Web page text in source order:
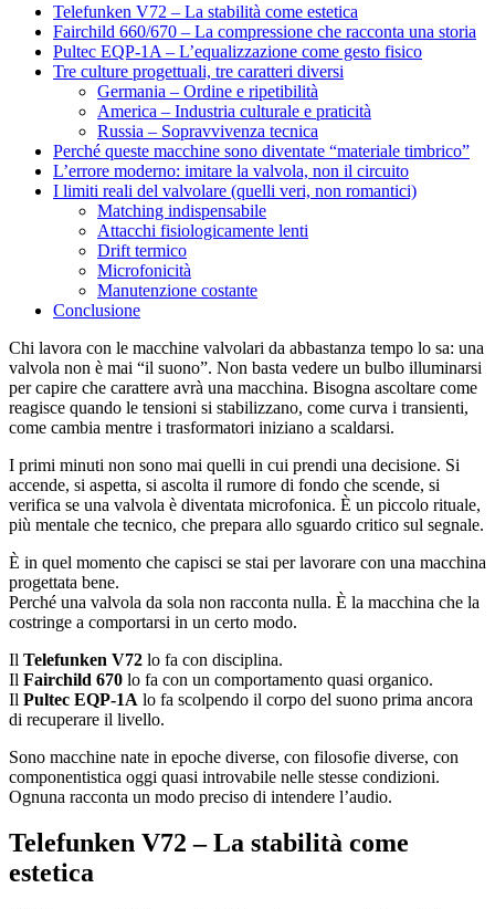
Telefunken V72 – La stabilità come estetica
Fairchild 660/670 – La compressione che racconta una storia
Pultec EQP‑1A – L’equalizzazione come gesto fisico
Tre culture progettuali, tre caratteri diversi
Germania – Ordine e ripetibilità
America – Industria culturale e praticità
Russia – Sopravvivenza tecnica
Perché queste macchine sono diventate “materiale timbrico”
L’errore moderno: imitare la valvola, non il circuito
I limiti reali del valvolare (quelli veri, non romantici)
Matching indispensabile
Attacchi fisiologicamente lenti
Drift termico
Microfonicità
Manutenzione costante
Conclusione
Chi lavora con le macchine valvolari da abbastanza tempo lo sa: una
valvola non è mai “il suono”. Non basta vedere un bulbo illuminarsi
per capire che carattere avrà una macchina. Bisogna ascoltare come
reagisce quando le tensioni si stabilizzano, come curva i transienti,
come cambia mentre i trasformatori iniziano a scaldarsi.
I primi minuti non sono mai quelli in cui prendi una decisione. Si
accende, si aspetta, si ascolta il rumore di fondo che scende, si
verifica se una valvola è diventata microfonica. È un piccolo rituale,
più mentale che tecnico, che prepara allo sguardo critico sul segnale.
È in quel momento che capisci se stai per lavorare con una macchina
progettata bene.
Perché una valvola da sola non racconta nulla. È la macchina che la
costringe a comportarsi in un certo modo.
Il Telefunken V72 lo fa con disciplina.
Il Fairchild 670 lo fa con un comportamento quasi organico.
Il Pultec EQP‑1A lo fa scolpendo il corpo del suono prima ancora
di recuperare il livello.
Sono macchine nate in epoche diverse, con filosofie diverse, con
componentistica oggi quasi introvabile nelle stesse condizioni.
Ognuna racconta un modo preciso di intendere l’audio.
Telefunken V72 – La stabilità come
estetica